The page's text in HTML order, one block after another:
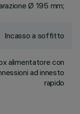
Ø 195 mm;
Incasso a soffitto
alimentatore con
ad innesto
rapido